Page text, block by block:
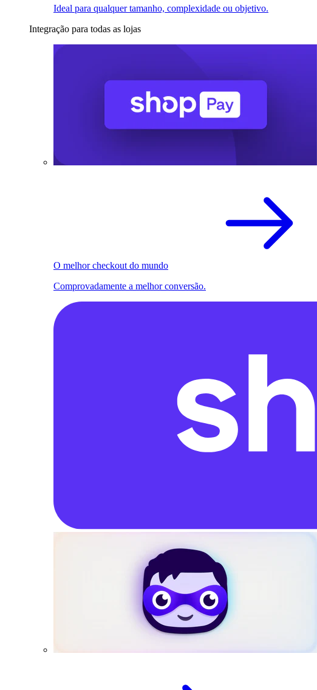
Ideal para qualquer tamanho, complexidade ou objetivo.
Integração para todas as lojas
O melhor checkout do mundo
Comprovadamente a melhor conversão.